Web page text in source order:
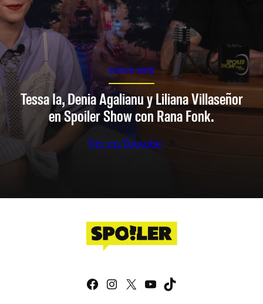
SPOILER SHOW
Tessa Ia, Denia Agalianu y Liliana Villaseñor
en Spoiler Show con Rana Fonk.
Ver en Youtube
Facebook
Instagram
X YouTube